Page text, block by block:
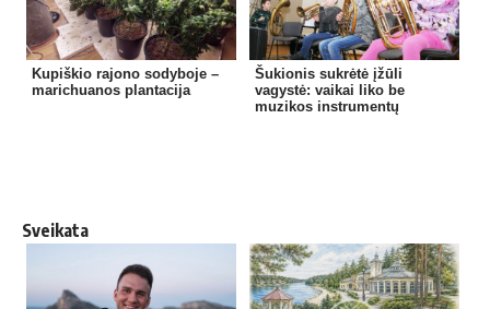
Kupiškio rajono sodyboje –
marichuanos plantacija
Šukionis sukrėtė įžūli
vagystė: vaikai liko be
muzikos instrumentų
Sveikata